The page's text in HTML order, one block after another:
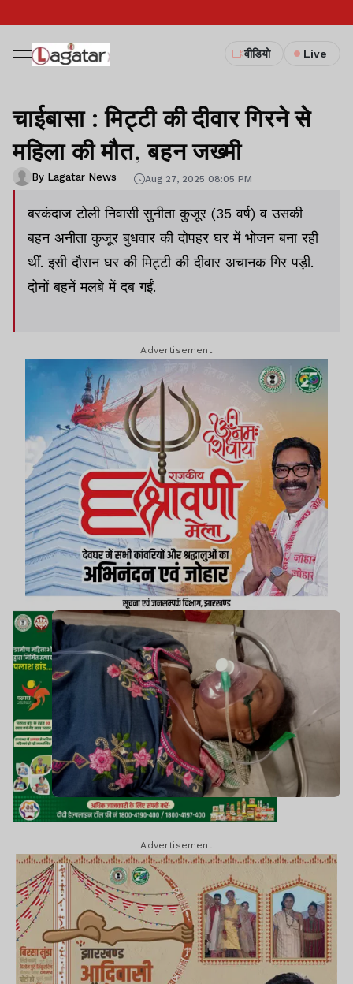
वीडियो Live
चाईबासा : मिट्टी की दीवार गिरने से
महिला की मौत, बहन जख्मी
By Lagatar News Aug 27, 2025 08:05 PM
बरकंदाज टोली निवासी सुनीता कुजूर (35 वर्ष) व उसकी
बहन अनीता कुजूर बुधवार की दोपहर घर में भोजन बना रही
थीं. इसी दौरान घर की मिट्टी की दीवार अचानक गिर पड़ी.
दोनों बहनें मलबे में दब गईं.
Advertisement
Advertisement